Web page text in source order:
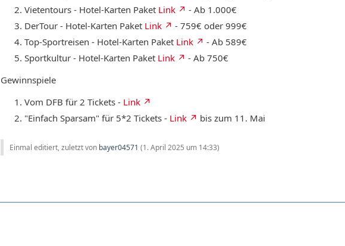
Vietentours - Hotel-Karten Paket Link
- Ab 1.000€
DerTour - Hotel-Karten Paket Link
- 759€ oder 999€
Top-Sportreisen - Hotel-Karten Paket Link
- Ab 589€
Sportkultur - Hotel-Karten Paket Link
- Ab 750€
Gewinnspiele
Vom DFB für 2 Tickets - Link
"Einfach Sparsam" für 5*2 Tickets - Link bis zum 11. Mai
Einmal editiert, zuletzt von bayer04571 (1. April 2025 um 14:33)